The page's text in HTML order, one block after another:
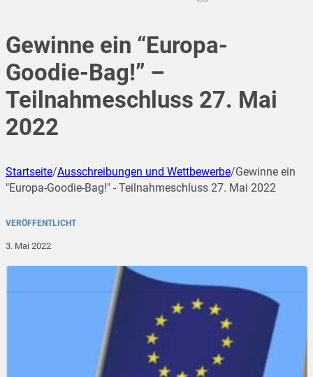
Gewinne ein “Europa-
Goodie-Bag!” –
Teilnahmeschluss 27. Mai
2022
Startseite/Ausschreibungen und Wettbewerbe/Gewinne ein
"Europa-Goodie-Bag!" - Teilnahmeschluss 27. Mai 2022
VERÖFFENTLICHT
3. Mai 2022